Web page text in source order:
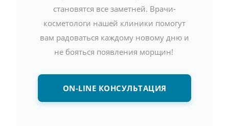
становятся все заметней. Врачи-
косметологи нашей клиники помогут
вам радоваться каждому новому дню и
не бояться появления морщин!
ON-LINE КОНСУЛЬТАЦИЯ